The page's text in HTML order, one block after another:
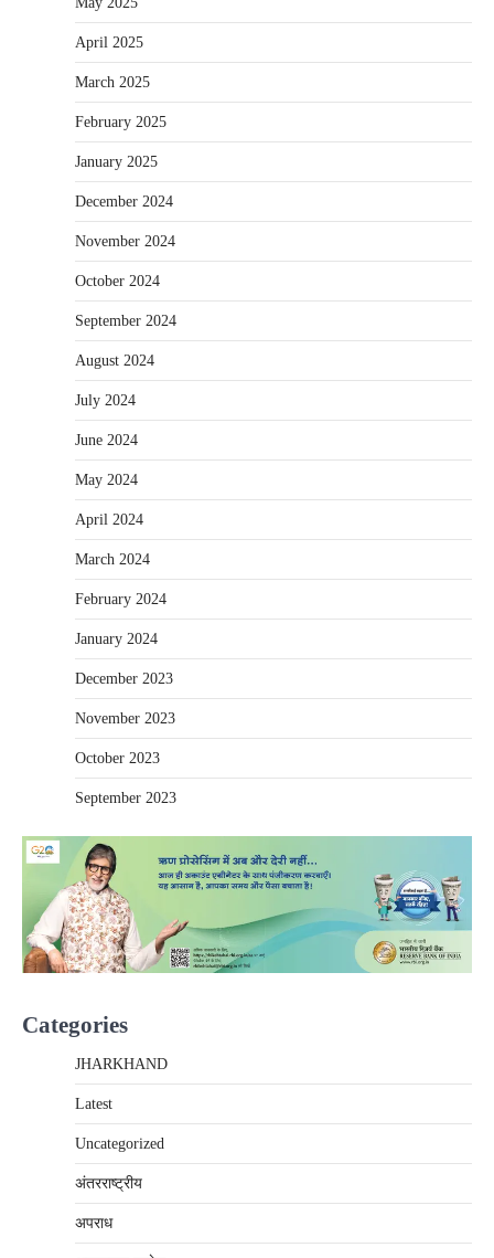
April 2025
March 2025
February 2025
January 2025
December 2024
November 2024
October 2024
September 2024
August 2024
July 2024
June 2024
May 2024
April 2024
March 2024
February 2024
January 2024
December 2023
November 2023
October 2023
September 2023
Categories
JHARKHAND
Latest
Uncategorized
अंतरराष्‍ट्रीय
अपराध